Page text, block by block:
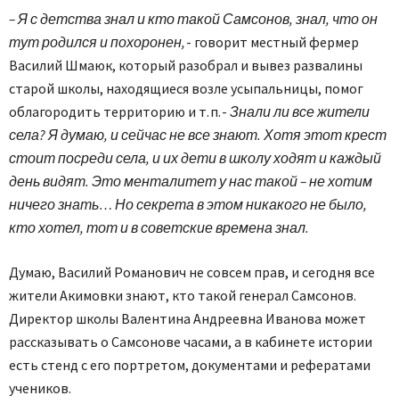
– Я с детства знал и кто такой Самсонов, знал, что он
тут родился и похоронен, - говорит местный фермер
Василий Шмаюк, который разобрал и вывез развалины
старой школы, находящиеся возле усыпальницы, помог
облагородить территорию и т. п. - Знали ли все жители
села? Я думаю, и сейчас не все знают. Хотя этот крест
стоит посреди села, и их дети в школу ходят и каждый
день видят. Это менталитет у нас такой – не хотим
ничего знать… Но секрета в этом никакого не было,
кто хотел, тот и в советские времена знал.
Думаю, Василий Романович не совсем прав, и сегодня все
жители Акимовки знают, кто такой генерал Самсонов.
Директор школы Валентина Андреевна Иванова может
рассказывать о Самсонове часами, а в кабинете истории
есть стенд с его портретом, документами и рефератами
учеников.